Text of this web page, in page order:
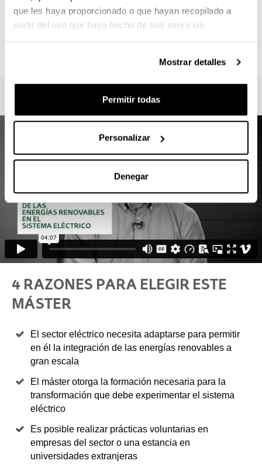
que les haya proporcionado o que hayan recopilado a
partir del uso que haya hecho de sus servicios.
Mostrar detalles
Permitir todas
Personalizar
Denegar
Secretaría :
SECRETARIA EIB - BILBAO
4 RAZONES PARA ELEGIR ESTE
MÁSTER
El sector eléctrico necesita adaptarse para permitir
en él la integración de las energías renovables a
gran escala
El máster otorga la formación necesaria para la
transformación que debe experimentar el sistema
eléctrico
Es posible realizar prácticas voluntarias en
empresas del sector o una estancia en
universidades extranjeras